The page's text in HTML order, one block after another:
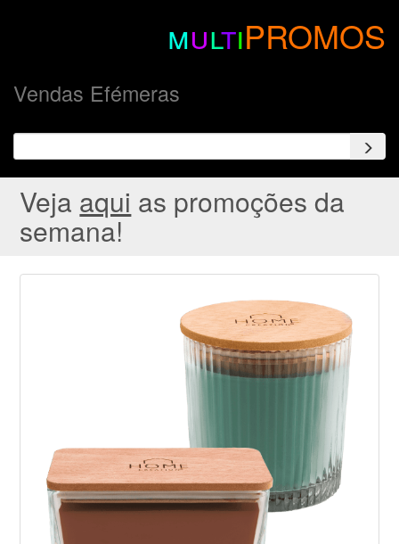
multiPROMOS
Vendas Efémeras
Veja aqui as promoções da
semana!